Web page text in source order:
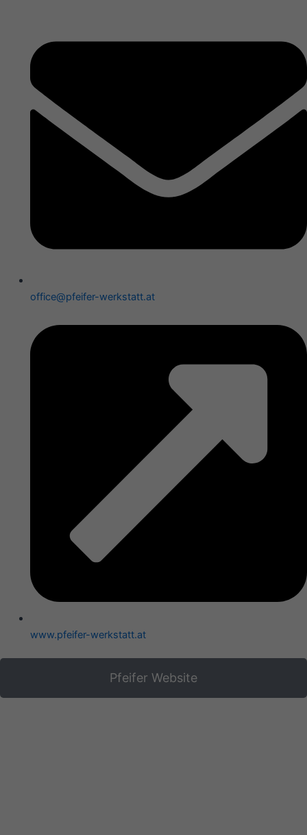
office@pfeifer-werkstatt.at
www.pfeifer-werkstatt.at
Pfeifer Website